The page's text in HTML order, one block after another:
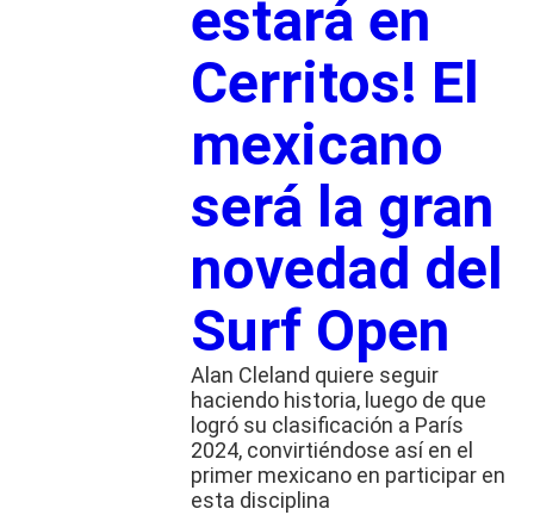
estará en
Cerritos! El
mexicano
será la gran
novedad del
Surf Open
Alan Cleland quiere seguir
haciendo historia, luego de que
logró su clasificación a París
2024, convirtiéndose así en el
primer mexicano en participar en
esta disciplina